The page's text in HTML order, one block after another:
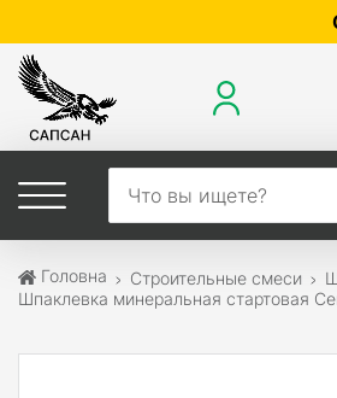
Головна Строительные смеси
Шпаклевка минеральная стартовая